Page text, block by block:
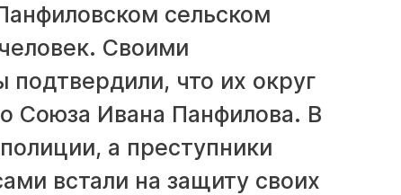
сельском
Своими
что их округ
Союза Ивана Панфилова. В
а преступники
встали на защиту своих